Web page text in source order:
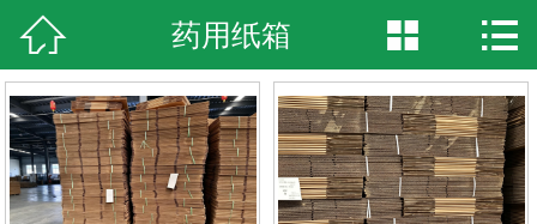
网站首页
产品中心
新闻资讯
 药用纸箱  